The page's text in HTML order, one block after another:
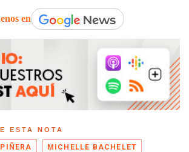
en
ESTA NOTA
MICHELLE BACHELET